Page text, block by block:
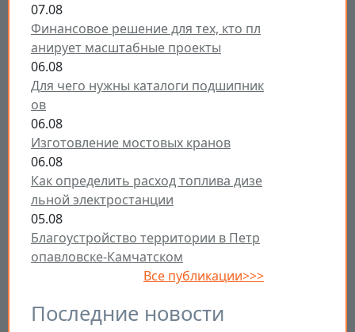
07.08
Финансовое решение для тех, кто пл
анирует масштабные проекты
06.08
Для чего нужны каталоги подшипник
ов
06.08
Изготовление мостовых кранов
06.08
Как определить расход топлива дизе
льной электростанции
05.08
Благоустройство территории в Петр
опавловске-Камчатском
Все публикации>>>
Последние новости